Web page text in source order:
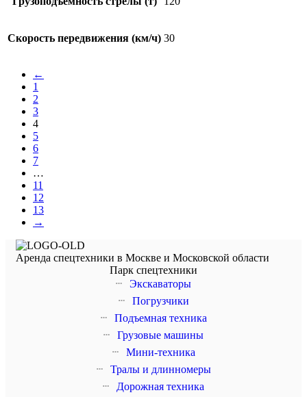
Скорость передвижения (км/ч) 30
←
1
2
3
4
5
6
7
…
11
12
13
→
Аренда спецтехники в Москве и Московской области
Парк спецтехники
Экскаваторы
Погрузчики
Подъемная техника
Грузовые машины
Мини-техника
Тралы и длинномеры
Дорожная техника